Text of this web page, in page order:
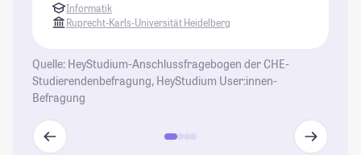
Informatik
Ruprecht-Karls-Universität Heidelberg
Quelle: HeyStudium-Anschlussfragebogen der CHE-
Studierendenbefragung, HeyStudium User:innen-
Befragung